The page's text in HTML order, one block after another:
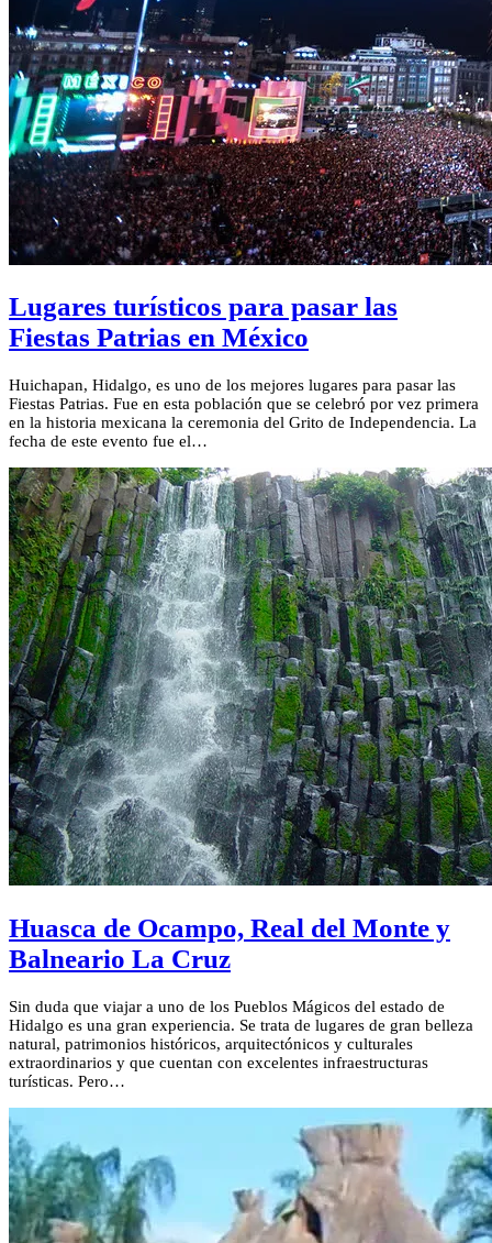
Lugares turísticos para pasar las
Fiestas Patrias en México
Huichapan, Hidalgo, es uno de los mejores lugares para pasar las
Fiestas Patrias. Fue en esta población que se celebró por vez primera
en la historia mexicana la ceremonia del Grito de Independencia. La
fecha de este evento fue el…
Huasca de Ocampo, Real del Monte y
Balneario La Cruz
Sin duda que viajar a uno de los Pueblos Mágicos del estado de
Hidalgo es una gran experiencia. Se trata de lugares de gran belleza
natural, patrimonios históricos, arquitectónicos y culturales
extraordinarios y que cuentan con excelentes infraestructuras
turísticas. Pero…